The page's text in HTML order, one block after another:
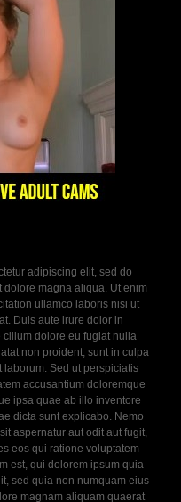
adipiscing elit, sed do
magna aliqua. Ut enim
ullamco laboris nisi ut
Duis aute irure dolor in
dolore eu fugiat nulla
non proident, sunt in culpa
Sed ut perspiciatis
accusantium doloremque
ipsa quae ab illo inventore
dicta sunt explicabo. Nemo
aspernatur aut odit aut fugit,
eos qui ratione voluptatem
est, qui dolorem ipsum quia
sed quia non numquam eius
magnam aliquam quaerat